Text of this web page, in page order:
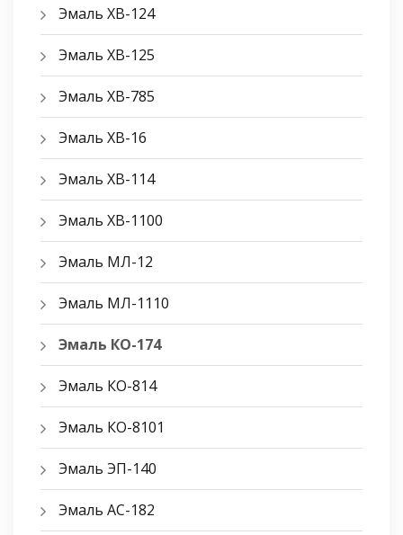
Эмаль ХВ-124
Эмаль ХВ-125
Эмаль ХВ-785
Эмаль ХВ-16
Эмаль ХВ-114
Эмаль ХВ-1100
Эмаль МЛ-12
Эмаль МЛ-1110
Эмаль КО-174
Эмаль КО-814
Эмаль КО-8101
Эмаль ЭП-140
Эмаль АС-182